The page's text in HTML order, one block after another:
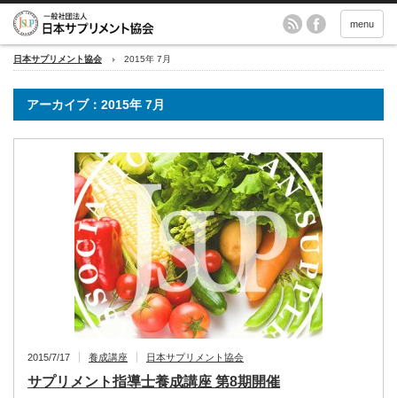
menu
日本サプリメント協会 2015年 7月
アーカイブ：2015年 7月
2015/7/17 養成講座 日本サプリメント協会
サプリメント指導士養成講座 第8期開催